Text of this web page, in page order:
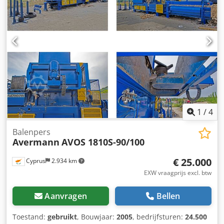
1 /4
Cyprus 2.934 km
Balenpers
Avermann AVOS 1810S-90/100
€ 25.000
EXW vraagprijs excl. btw
Aanvragen Bellen
Toestand: gebruikt, Bouwjaar: 2005, bedrijfsturen: 24.500